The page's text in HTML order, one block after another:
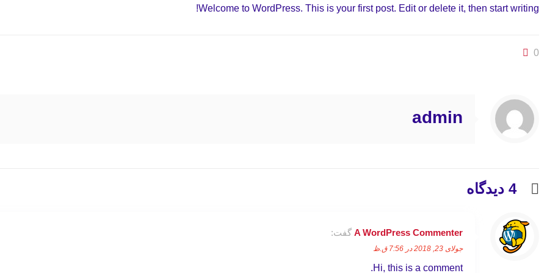
Welcome to WordPress. This is your first post. Edit or delete it, then start writing!
0
admin
4 دیدگاه
A WordPress Commenter گفت:
جولای 23, 2018 در 7:56 ق.ظ
Hi, this is a comment.